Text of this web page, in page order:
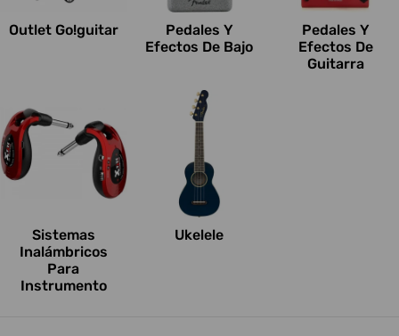
Outlet Go!guitar
Pedales Y
Efectos De Bajo
Pedales Y
Efectos De
Guitarra
Sistemas
Inalámbricos
Para
Instrumento
Ukelele